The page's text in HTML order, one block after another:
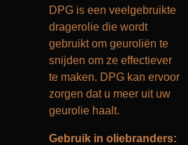
DPG is een veelgebruikte
dragerolie die wordt
gebruikt om geuroliën te
snijden om ze effectiever
te maken. DPG kan ervoor
zorgen dat u meer uit uw
geurolie haalt.
Gebruik in oliebranders: